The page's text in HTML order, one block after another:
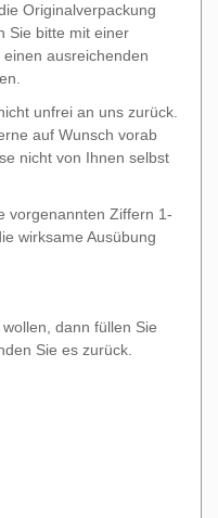
Originalverpackung
Sie bitte mit einer
ausreichenden
unfrei an uns zurück.
auf Wunsch vorab
nicht von Ihnen selbst
vorgenannten Ziffern 1-
wirksame Ausübung
dann füllen Sie
Sie es zurück.